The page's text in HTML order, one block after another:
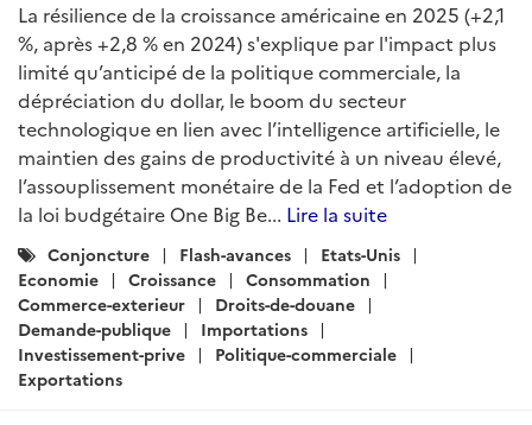
La résilience de la croissance américaine en 2025 (+2,1
%, après +2,8 % en 2024) s'explique par l'impact plus
limité qu’anticipé de la politique commerciale, la
dépréciation du dollar, le boom du secteur
technologique en lien avec l’intelligence artificielle, le
maintien des gains de productivité à un niveau élevé,
l’assouplissement monétaire de la Fed et l’adoption de
la loi budgétaire One Big Be... Lire la suite
Catégories
:
Conjoncture Flash-avances
Etats-Unis
Economie
Croissance
Consommation
Commerce-exterieur
Droits-de-douane
Demande-publique
Importations
Investissement-prive
Politique-commerciale
Exportations